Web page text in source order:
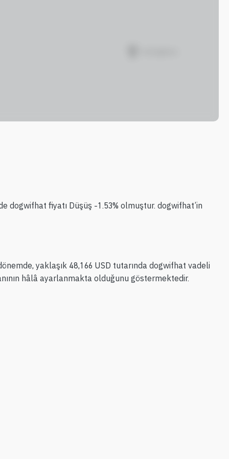
dogwifhat fiyatı Düşüş -1.53% olmuştur. dogwifhat’in
yaklaşık 48,166 USD tutarında dogwifhat vadeli
hâlâ ayarlanmakta olduğunu göstermektedir.